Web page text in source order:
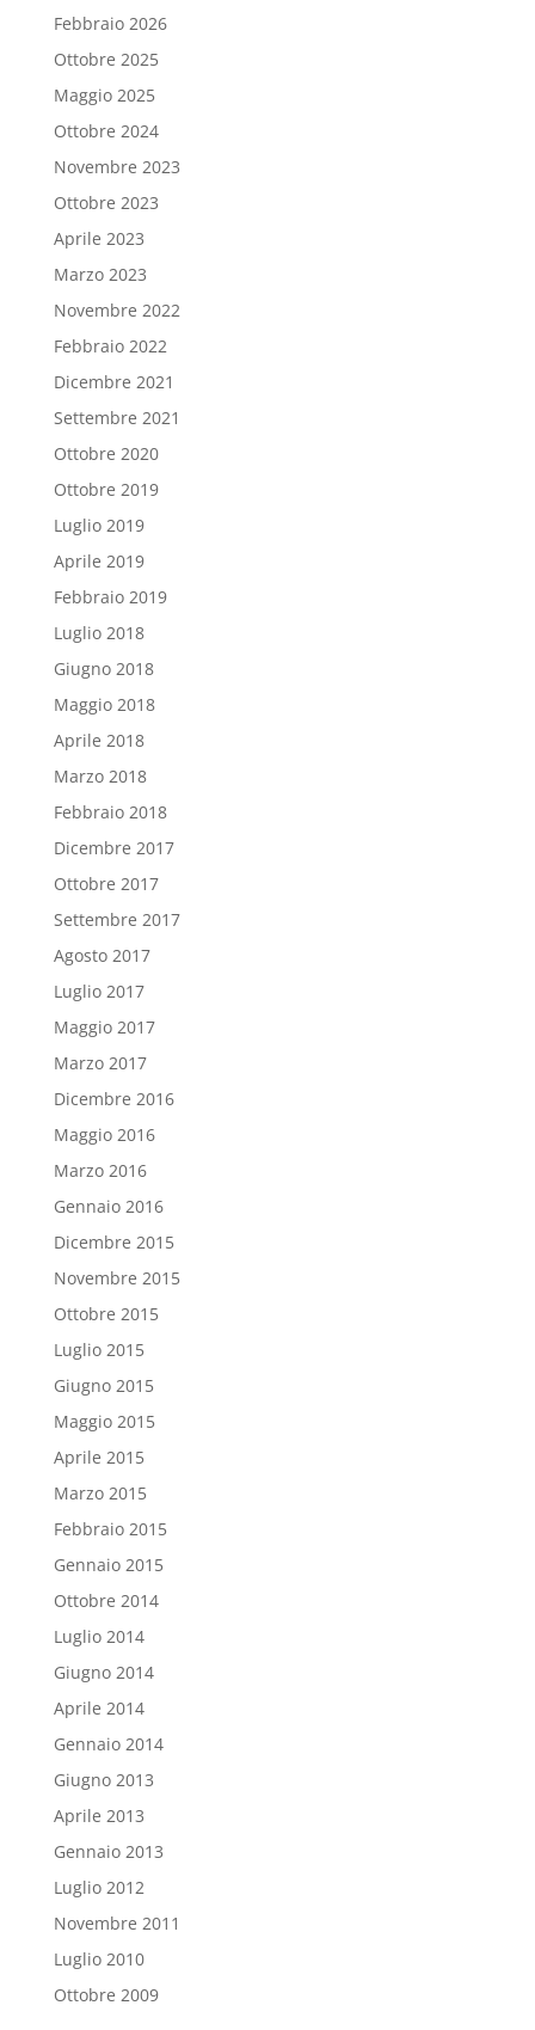
Febbraio 2026
Ottobre 2025
Maggio 2025
Ottobre 2024
Novembre 2023
Ottobre 2023
Aprile 2023
Marzo 2023
Novembre 2022
Febbraio 2022
Dicembre 2021
Settembre 2021
Ottobre 2020
Ottobre 2019
Luglio 2019
Aprile 2019
Febbraio 2019
Luglio 2018
Giugno 2018
Maggio 2018
Aprile 2018
Marzo 2018
Febbraio 2018
Dicembre 2017
Ottobre 2017
Settembre 2017
Agosto 2017
Luglio 2017
Maggio 2017
Marzo 2017
Dicembre 2016
Maggio 2016
Marzo 2016
Gennaio 2016
Dicembre 2015
Novembre 2015
Ottobre 2015
Luglio 2015
Giugno 2015
Maggio 2015
Aprile 2015
Marzo 2015
Febbraio 2015
Gennaio 2015
Ottobre 2014
Luglio 2014
Giugno 2014
Aprile 2014
Gennaio 2014
Giugno 2013
Aprile 2013
Gennaio 2013
Luglio 2012
Novembre 2011
Luglio 2010
Ottobre 2009